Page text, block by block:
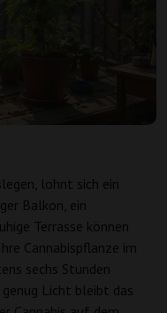
lohnt sich ein
Balkon, ein
Terrasse können
Cannabispflanze im
sechs Stunden
Licht bleibt das